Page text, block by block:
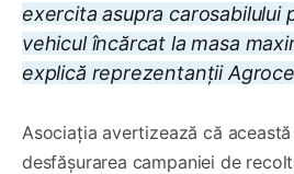
exercita asupra carosabilului
vehicul încărcat la masa
explică reprezentanții
Asociația avertizează că
desfășurarea campaniei de